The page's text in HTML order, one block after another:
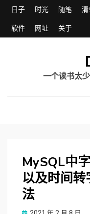
日子 时光 随笔 清
软件 网址 关于
一个读书太
MySQL中
以及时间
法